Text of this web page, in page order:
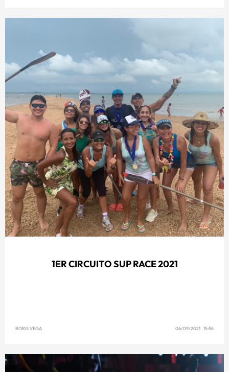
1ER CIRCUITO SUP RACE 2021
BORIS VEGA 06/09/2021 15:58